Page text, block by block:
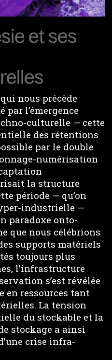
et ses
nous précède
par l’émergence
culturelle — cette
des rétentions
par le double
numérisation
la structure
période — qu’on
industrielle —
paradoxe onto-
que nous célébrions
supports matériels
toujours plus
l’infrastructure
s’est révélée
en ressources tant
La tension
du stockable et la
stockage a ainsi
crise infra-